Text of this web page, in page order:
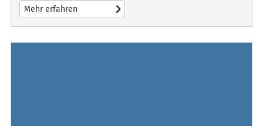
Mehr erfahren